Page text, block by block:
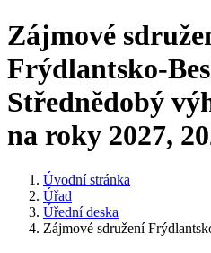
Zájmové
Frýdlantsko-
Střednědobý
na roky 2027,
Úvodní stránka
Úřad
Úřední deska
Zájmové sdružení